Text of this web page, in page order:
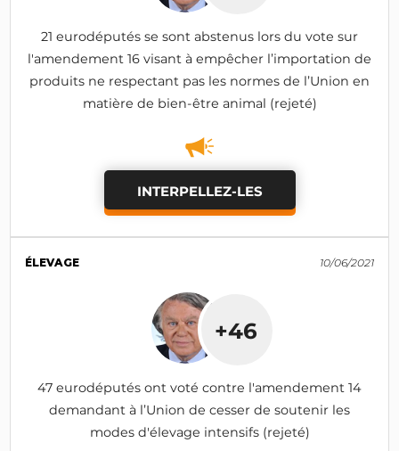
21 eurodéputés se sont abstenus lors du vote sur
l'amendement 16 visant à empêcher l’importation de
produits ne respectant pas les normes de l’Union en
matière de bien-être animal (rejeté)
INTERPELLEZ-LES
ÉLEVAGE 10/06/2021
+46
47 eurodéputés ont voté contre l'amendement 14
demandant à l’Union de cesser de soutenir les
modes d'élevage intensifs (rejeté)